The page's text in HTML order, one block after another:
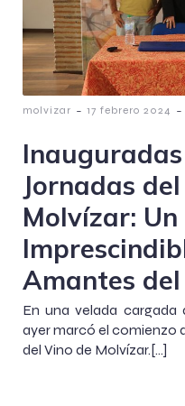
molvizar - 17 febrero 2024 -
Jornadas
Molvízar:
Amantes
En una velada
ayer marcó el comienzo
del Vino de Molvízar.[…]